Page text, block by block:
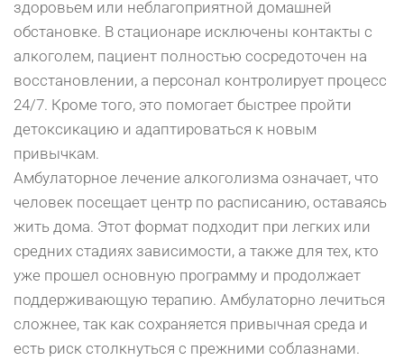
здоровьем или неблагоприятной домашней
обстановке. В стационаре исключены контакты с
алкоголем, пациент полностью сосредоточен на
восстановлении, а персонал контролирует процесс
24/7. Кроме того, это помогает быстрее пройти
детоксикацию и адаптироваться к новым
привычкам.
Амбулаторное лечение алкоголизма означает, что
человек посещает центр по расписанию, оставаясь
жить дома. Этот формат подходит при легких или
средних стадиях зависимости, а также для тех, кто
уже прошел основную программу и продолжает
поддерживающую терапию. Амбулаторно лечиться
сложнее, так как сохраняется привычная среда и
есть риск столкнуться с прежними соблазнами.